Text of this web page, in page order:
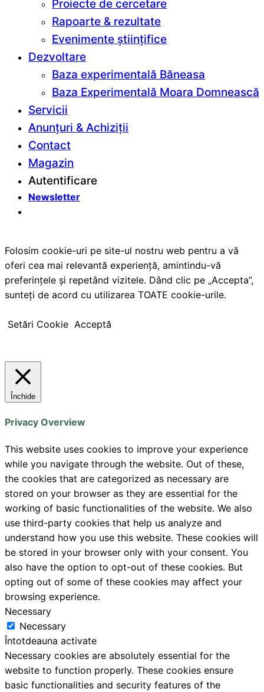
Proiecte de cercetare
Rapoarte & rezultate
Evenimente științifice
Dezvoltare
Baza experimentală Băneasa
Baza Experimentală Moara Domnească
Servicii
Anunțuri & Achiziții
Contact
Magazin
Autentificare
Newsletter
Folosim cookie-uri pe site-ul nostru web pentru a vă
oferi cea mai relevantă experiență, amintindu-vă
preferințele și repetând vizitele. Dând clic pe „Accepta”,
sunteți de acord cu utilizarea TOATE cookie-urile.
Setări Cookie Acceptă
Închide
Privacy Overview
This website uses cookies to improve your experience
while you navigate through the website. Out of these,
the cookies that are categorized as necessary are
stored on your browser as they are essential for the
working of basic functionalities of the website. We also
use third-party cookies that help us analyze and
understand how you use this website. These cookies will
be stored in your browser only with your consent. You
also have the option to opt-out of these cookies. But
opting out of some of these cookies may affect your
browsing experience.
Necessary
Necessary
Întotdeauna activate
Necessary cookies are absolutely essential for the
website to function properly. These cookies ensure
basic functionalities and security features of the